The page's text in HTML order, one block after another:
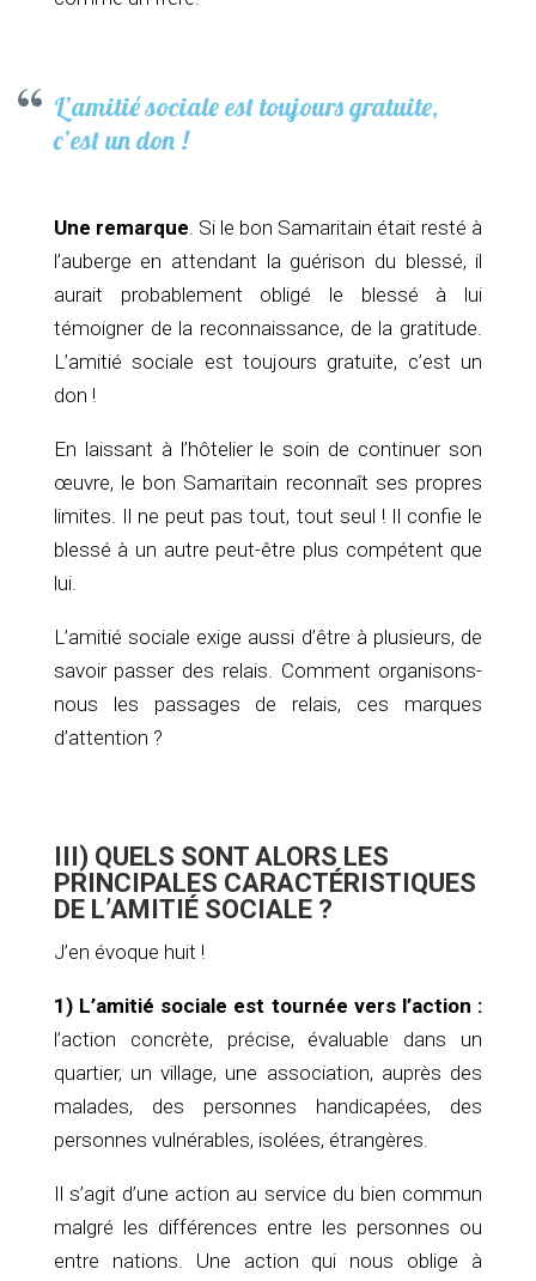
L’amitié sociale est toujours gratuite,
c’est un don !
Une remarque. Si le bon Samaritain était resté à
l’auberge en attendant la guérison du blessé, il
aurait probablement obligé le blessé à lui
témoigner de la reconnaissance, de la gratitude.
L’amitié sociale est toujours gratuite, c’est un
don !
En laissant à l’hôtelier le soin de continuer son
œuvre, le bon Samaritain reconnaît ses propres
limites. Il ne peut pas tout, tout seul ! Il confie le
blessé à un autre peut-être plus compétent que
lui.
L’amitié sociale exige aussi d’être à plusieurs, de
savoir passer des relais. Comment organisons-
nous les passages de relais, ces marques
d’attention ?
III) QUELS SONT ALORS LES
PRINCIPALES CARACTÉRISTIQUES
DE L’AMITIÉ SOCIALE ?
J’en évoque huit !
1) L’amitié sociale est tournée vers l’action :
l’action concrète, précise, évaluable dans un
quartier, un village, une association, auprès des
malades, des personnes handicapées, des
personnes vulnérables, isolées, étrangères.
Il s’agit d’une action au service du bien commun
malgré les différences entre les personnes ou
entre nations. Une action qui nous oblige à